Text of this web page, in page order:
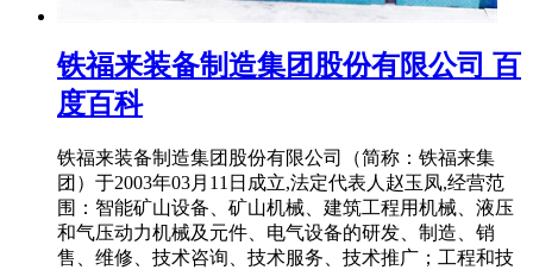
铁福来装备制造集团股份有限公司 百
度百科
铁福来装备制造集团股份有限公司（简称：铁福来集
团）于2003年03月11日成立,法定代表人赵玉凤,经营范
围：智能矿山设备、矿山机械、建筑工程用机械、液压
和气压动力机械及元件、电气设备的研发、制造、销
售、维修、技术咨询、技术服务、技术推广；工程和技